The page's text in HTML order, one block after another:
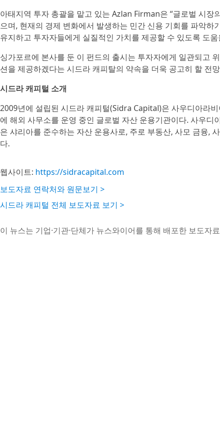
아태지역 투자 총괄을 맡고 있는 Azlan Firman은 “글로벌 시
으며, 현재의 경제 변화에서 발생하는 민간 신용 기회를 파악하
유지하고 투자자들에게 실질적인 가치를 제공할 수 있도록 도
싱가포르에 본사를 둔 이 펀드의 출시는 투자자에게 일관되고
션을 제공하겠다는 시드라 캐피탈의 약속을 더욱 공고히 할 전
시드라 캐피털 소개
2009년에 설립된 시드라 캐피털(Sidra Capital)은 사우디아라
에 해외 사무소를 운영 중인 글로벌 자산 운용기관이다. 사우
은 샤리아를 준수하는 자산 운용사로, 주로 부동산, 사모 금융,
다.
웹사이트: https://sidracapital.com
보도자료 연락처와 원문보기 >
시드라 캐피털 전체 보도자료 보기 >
이 뉴스는 기업·기관·단체가 뉴스와이어를 통해 배포한 보도자